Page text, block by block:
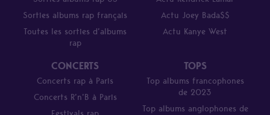
Sorties albums rap français
Toutes les sorties d’albums
rap
Actu Joey Bada$$
Actu Kanye West
CONCERTS
Concerts rap à Paris
Concerts R’n’B à Paris
TOPS
Top albums francophones
de 2023
Top albums anglophones de